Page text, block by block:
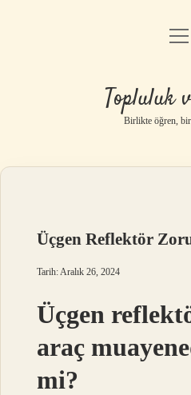
Gizlilik
Yasal
Topluluk
Birlikte öğren,
Üçgen Reflektör
Tarih: Aralık 26, 2024
Üçgen
araç
mi?